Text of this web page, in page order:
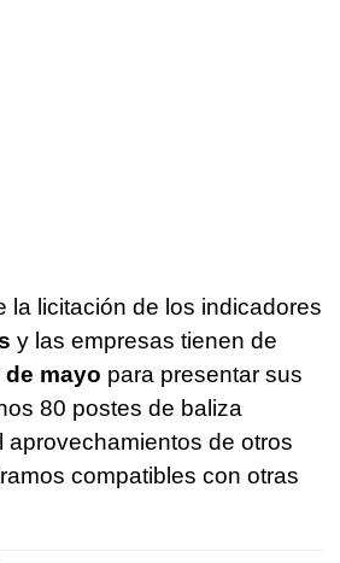
la licitación de los indicadores
y las empresas tienen de
de mayo para presentar sus
80 postes de baliza
aprovechamientos de otros
compatibles con otras